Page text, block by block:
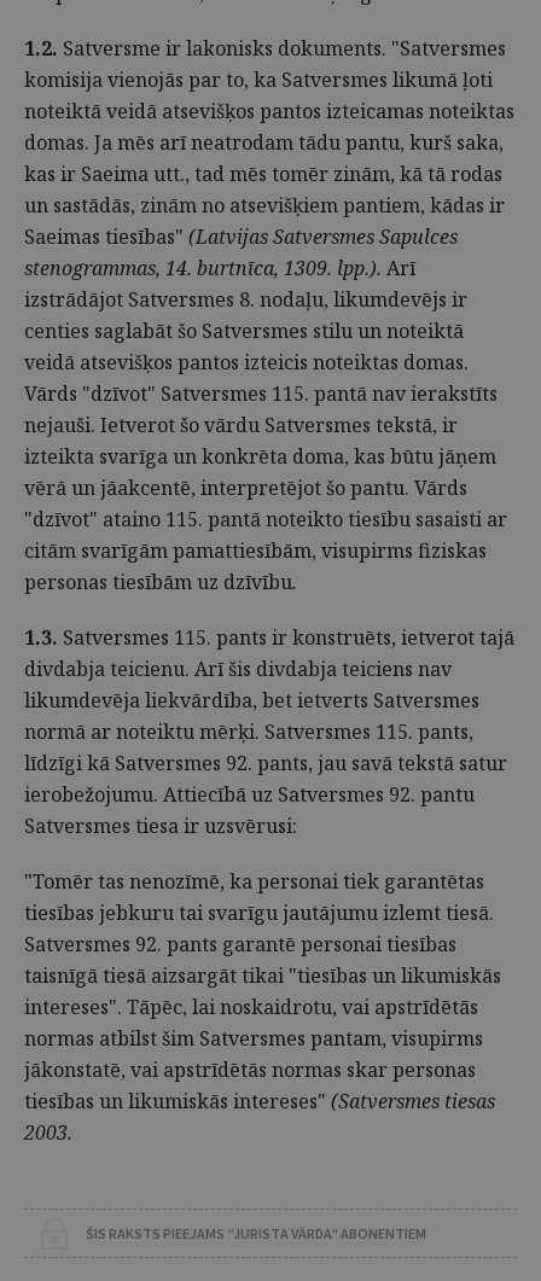
1.2. Satversme ir lakonisks dokuments. "Satversmes
komisija vienojās par to, ka Satversmes likumā ļoti
noteiktā veidā atsevišķos pantos izteicamas noteiktas
domas. Ja mēs arī neatrodam tādu pantu, kurš saka,
kas ir Saeima utt., tad mēs tomēr zinām, kā tā rodas
un sastādās, zinām no atsevišķiem pantiem, kādas ir
Saeimas tiesības" (Latvijas Satversmes Sapulces
stenogrammas, 14. burtnīca, 1309. lpp.). Arī
izstrādājot Satversmes 8. nodaļu, likumdevējs ir
centies saglabāt šo Satversmes stilu un noteiktā
veidā atsevišķos pantos izteicis noteiktas domas.
Vārds "dzīvot" Satversmes 115. pantā nav ierakstīts
nejauši. Ietverot šo vārdu Satversmes tekstā, ir
izteikta svarīga un konkrēta doma, kas būtu jāņem
vērā un jāakcentē, interpretējot šo pantu. Vārds
"dzīvot" ataino 115. pantā noteikto tiesību sasaisti ar
citām svarīgām pamattiesībām, visupirms fiziskas
personas tiesībām uz dzīvību.
1.3. Satversmes 115. pants ir konstruēts, ietverot tajā
divdabja teicienu. Arī šis divdabja teiciens nav
likumdevēja liekvārdība, bet ietverts Satversmes
normā ar noteiktu mērķi. Satversmes 115. pants,
līdzīgi kā Satversmes 92. pants, jau savā tekstā satur
ierobežojumu. Attiecībā uz Satversmes 92. pantu
Satversmes tiesa ir uzsvērusi:
"Tomēr tas nenozīmē, ka personai tiek garantētas
tiesības jebkuru tai svarīgu jautājumu izlemt tiesā.
Satversmes 92. pants garantē personai tiesības
taisnīgā tiesā aizsargāt tikai "tiesības un likumiskās
intereses". Tāpēc, lai noskaidrotu, vai apstrīdētās
normas atbilst šim Satversmes pantam, visupirms
jākonstatē, vai apstrīdētās normas skar personas
tiesības un likumiskās intereses" (Satversmes tiesas
2003.
ŠIS RAKSTS PIEEJAMS “JURISTA VĀRDA” ABONENTIEM